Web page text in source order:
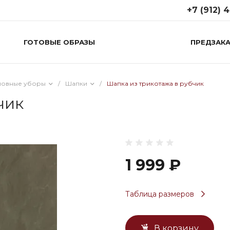
+7 (912)
+7 (912)
Пн-Вс: 11:00-
ГОТОВЫЕ ОБРАЗЫ
уборы / Шапки / Шапка из трикотажа в рубчик
1 999 ₽
Таблица размеров
В корзину